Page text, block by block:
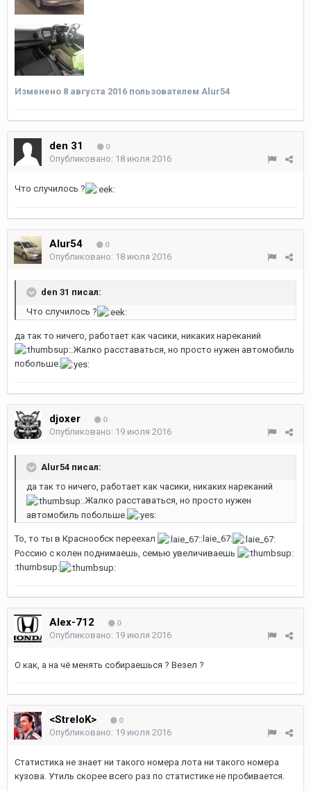
Изменено 8 августа 2016 пользователем Alur54
den 31 0
Опубликовано: 18 июля 2016
Что случилось ?
Alur54 0
Опубликовано: 18 июля 2016
den 31 писал:
Что случилось ?
да так то ничего, работает как часики, никаких нареканий
.Жалко расставаться, но просто нужен автомобиль
побольше.
djoxer 0
Опубликовано: 19 июля 2016
Alur54 писал:
да так то ничего, работает как часики, никаких нареканий
.Жалко расставаться, но просто нужен
автомобиль побольше.
То, то ты в Краснообск переехал
:laie_67:
Россию с колен поднимаешь, семью увеличиваешь
:thumbsup:
Alex-712 0
Опубликовано: 19 июля 2016
О как, а на чё менять собираешься ? Везел ?
<StreloK> 0
Опубликовано: 19 июля 2016
Статистика не знает ни такого номера лота ни такого номера
кузова. Утиль скорее всего раз по статистике не пробивается.